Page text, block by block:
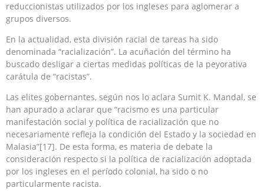
reduccionistas utilizados por los ingleses para aglomerar a
grupos diversos.
En la actualidad, esta división racial de tareas ha sido
denominada “racialización”. La acuñación del término ha
buscado desligar a ciertas medidas políticas de la peyorativa
carátula de “racistas”.
Las elites gobernantes, según nos lo aclara Sumit K. Mandal, se
han apurado a aclarar que “racismo es una particular
manifestación social y política de racialización que no
necesariamente refleja la condición del Estado y la sociedad en
Malasia”[17]. De esta forma, es materia de debate la
consideración respecto si la política de racialización adoptada
por los ingleses en el período colonial, ha sido o no
particularmente racista.